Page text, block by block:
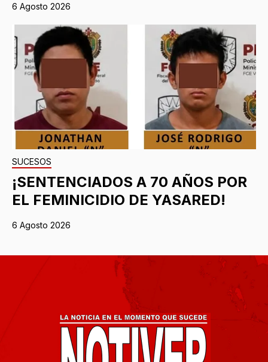
6 Agosto 2026
SUCESOS
¡SENTENCIADOS A 70 AÑOS POR
EL FEMINICIDIO DE YASARED!
6 Agosto 2026